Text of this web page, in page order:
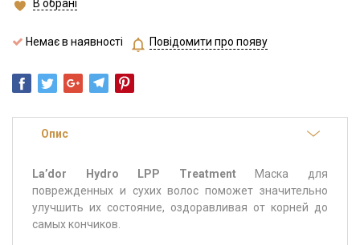
В обрані
Немає в наявності Повідомити про появу
Опис
La’dor Hydro LPP TreatmentМаска для
поврежденных и сухих волос поможет значительно
улучшить их состояние, оздоравливая от корней до
самых кончиков.